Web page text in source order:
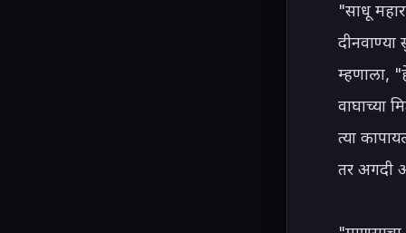
"साधू
म्हणाला,
वाघाच्या
त्या
तर अगदी